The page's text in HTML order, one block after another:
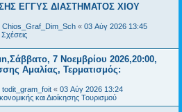
ΕΓΓΥΣ ΔΙΑΣΤΗΜΑΤΟΣ ΧΙΟΥ
Chios_Graf_Dim_Sch « 03 Αύγ 2026 13:45
7 Νοεμβρίου 2026,20:00,
Αμαλίας, Τερματισμός:
todit_gram_foit « 03 Αύγ 2026 13:24
και Διοίκησης Τουρισμού